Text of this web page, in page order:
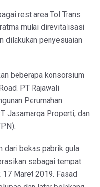
rest area Tol Trans
mulai direvitalisasi
dilakukan penyesuaian
beberapa konsorsium
PT Rajawali
Perumahan
Jasamarga Properti, dan
dari bekas pabrik gula
sebagai tempat
Maret 2019. Fasad